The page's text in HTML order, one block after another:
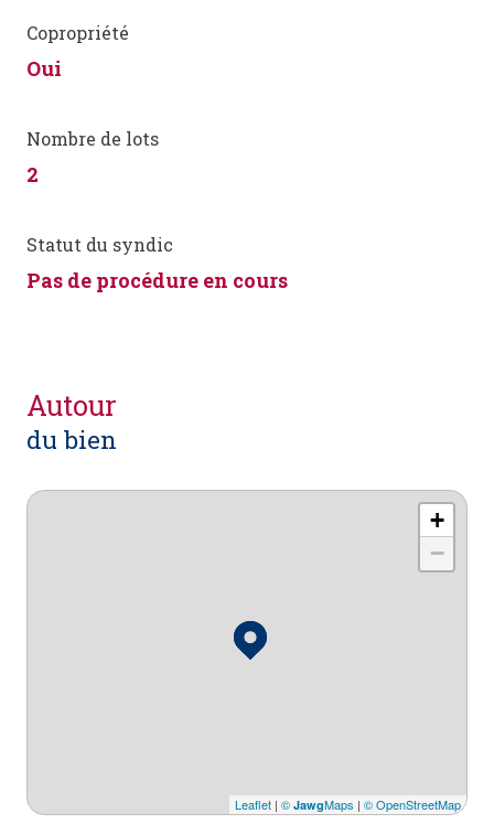
Copropriété
Oui
Nombre de lots
2
Statut du syndic
Pas de procédure en cours
autour
du bien
+
−
Leaflet | © JawgMaps | © OpenStreetMap